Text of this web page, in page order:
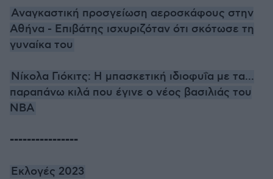
Αναγκαστική προσγείωση αεροσκάφους στην
Αθήνα - Επιβάτης ισχυριζόταν ότι σκότωσε τη
γυναίκα του
Νίκολα Γιόκιτς: Η μπασκετική ιδιοφυΐα με τα...
παραπάνω κιλά που έγινε ο νέος βασιλιάς του
NBA
----------------
Εκλογές 2023